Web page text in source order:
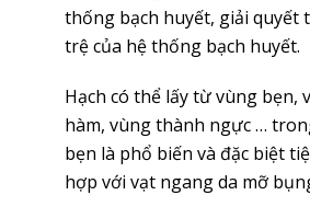
thống bạch huyết, giải quyết
trệ của hệ thống bạch huyết.
Hạch có thể lấy từ vùng bẹn,
hàm, vùng thành ngực …
bẹn là phổ biến và đặc biệt
hợp với vạt ngang da mỡ